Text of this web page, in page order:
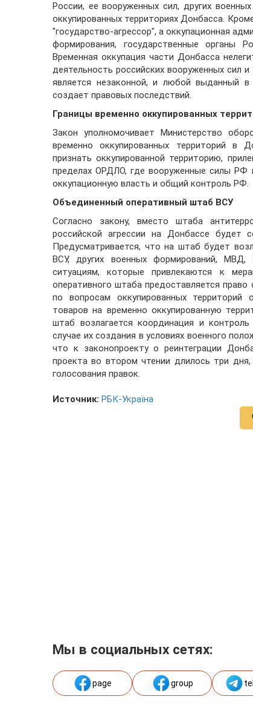
России, ее вооруженных сил, других
оккупированных территориях Донбасса.
"государство-агрессор", а оккупационная
формирования, государственные органы
Временная оккупация части Донбасса
деятельность российских вооруженных сил
является незаконной, и любой выданный
создает правовых последствий.
Границы временно оккупированных
Закон уполномочивает Министерство
временно оккупированных территорий в
признать оккупированной территорию,
пределах ОРДЛО, где вооруженные силы РФ
оккупационную власть и общий контроль РФ.
Объединенный оперативный штаб ВСУ
Согласно закону, вместо штаба
российской агрессии на Донбассе будет
Предусматривается, что на штаб будет
ВСУ, других военных формирований,
ситуациям, которые привлекаются к
оперативного штаба предоставляется
по вопросам оккупированных
товаров на временно оккупированную
штаб возлагается координация и
случае их создания в условиях военного
что к законопроекту о реинтеграции
проекта во втором чтении длилось три
голосования правок.
Источник: РБК-Україна
Мы в социальных сетях:
page group